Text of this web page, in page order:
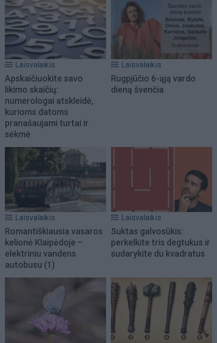
Laisvalaikis
Apskaičiuokite savo
likimo skaičių:
numerologai atskleidė,
kurioms datoms
pranašaujami turtai ir
sėkmė
Laisvalaikis
Rugpjūčio 6-ąją vardo
dieną švenčia
Laisvalaikis
Romantiškiausia vasaros
kelionė Klaipėdoje –
elektriniu vandens
autobusu (1)
Laisvalaikis
Suktas galvosūkis:
perkelkite tris degtukus ir
sudarykite du kvadratus